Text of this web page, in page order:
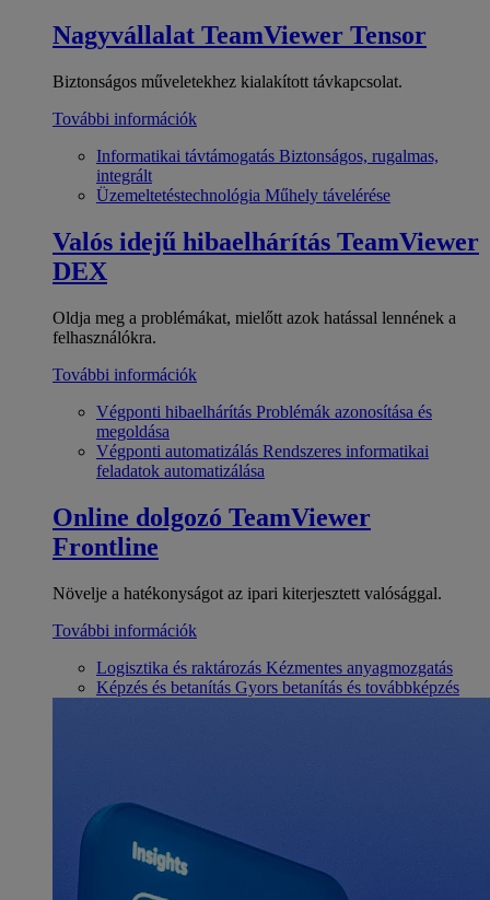
Nagyvállalat TeamViewer Tensor
Biztonságos műveletekhez kialakított távkapcsolat.
További információk
Informatikai távtámogatás Biztonságos, rugalmas,
integrált
Üzemeltetéstechnológia Műhely távelérése
Valós idejű hibaelhárítás TeamViewer
DEX
Oldja meg a problémákat, mielőtt azok hatással lennének a
felhasználókra.
További információk
Végponti hibaelhárítás Problémák azonosítása és
megoldása
Végponti automatizálás Rendszeres informatikai
feladatok automatizálása
Online dolgozó TeamViewer
Frontline
Növelje a hatékonyságot az ipari kiterjesztett valósággal.
További információk
Logisztika és raktározás Kézmentes anyagmozgatás
Képzés és betanítás Gyors betanítás és továbbképzés